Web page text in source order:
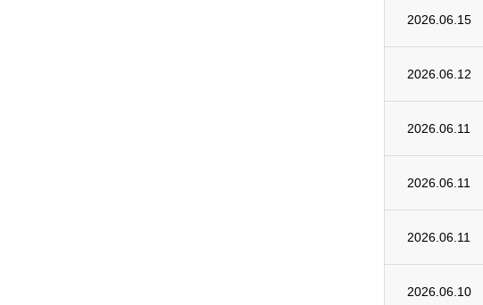
2026.06.15
2026.06.12
2026.06.11
2026.06.11
2026.06.11
2026.06.10